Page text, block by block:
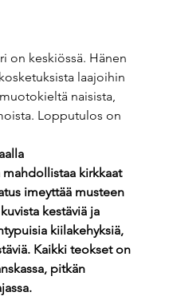
on keskiössä. Hänen
laajoihin
naisista,
Lopputulos on
kirkkaat
imeyttää musteen
kestäviä ja
kiilakehyksiä,
Kaikki teokset on
pitkän